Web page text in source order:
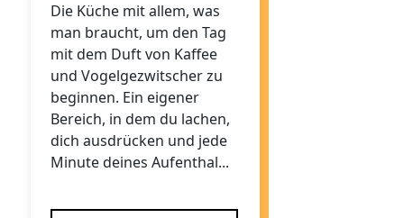
Die Küche mit allem, was
man braucht, um den Tag
mit dem Duft von Kaffee
und Vogelgezwitscher zu
beginnen. Ein eigener
Bereich, in dem du lachen,
dich ausdrücken und jede
Minute deines Aufenthal...